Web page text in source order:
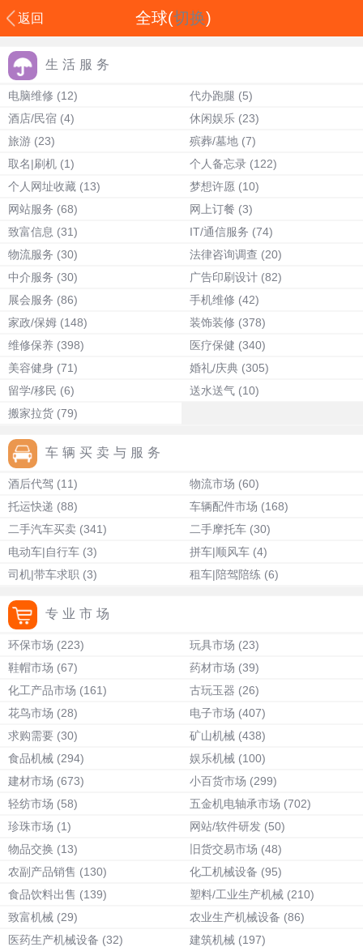
返回 全球(切换)
生活服务
电脑维修 (12) 代办跑腿 (5)
酒店/民宿 (4) 休闲娱乐 (23)
旅游 (23) 殡葬/墓地 (7)
取名|刷机 (1) 个人备忘录 (122)
个人网址收藏 (13) 梦想许愿 (10)
网站服务 (68) 网上订餐 (3)
致富信息 (31) IT/通信服务 (74)
物流服务 (30) 法律咨询调查 (20)
中介服务 (30) 广告印刷设计 (82)
展会服务 (86) 手机维修 (42)
家政/保姆 (148) 装饰装修 (378)
维修保养 (398) 医疗保健 (340)
美容健身 (71) 婚礼/庆典 (305)
留学/移民 (6) 送水送气 (10)
搬家拉货 (79)
车辆买卖与服务
酒后代驾 (11) 物流市场 (60)
托运快递 (88) 车辆配件市场 (168)
二手汽车买卖 (341) 二手摩托车 (30)
电动车|自行车 (3) 拼车|顺风车 (4)
司机|带车求职 (3) 租车|陪驾陪练 (6)
专业市场
环保市场 (223) 玩具市场 (23)
鞋帽市场 (67) 药材市场 (39)
化工产品市场 (161) 古玩玉器 (26)
花鸟市场 (28) 电子市场 (407)
求购需要 (30) 矿山机械 (438)
食品机械 (294) 娱乐机械 (100)
建材市场 (673) 小百货市场 (299)
轻纺市场 (58) 五金机电轴承市场 (702)
珍珠市场 (1) 网站/软件研发 (50)
物品交换 (13) 旧货交易市场 (48)
农副产品销售 (130) 化工机械设备 (95)
食品饮料出售 (139) 塑料/工业生产机械 (210)
致富机械 (29) 农业生产机械设备 (86)
医药生产机械设备 (32) 建筑机械 (197)